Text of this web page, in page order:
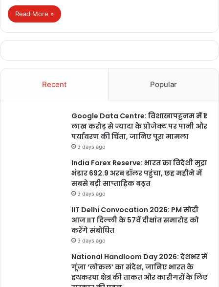
Read More »
Recent Popular
Google Data Centre: विशाखापट्टनम में ₹1
लाख करोड़ से ज्यादा के प्रोजेक्ट पर पानी और
पर्यावरण की चिंता, जानिए पूरा मामला
3 days ago
India Forex Reserve: भारत का विदेशी मुद्रा
भंडार 692.9 अरब डॉलर पहुंचा, छह महीने में
सबसे बड़ी साप्ताहिक बढ़त
3 days ago
IIT Delhi Convocation 2026: PM मोदी
आज IIT दिल्ली के 57वें दीक्षांत समारोह को
करेंगे संबोधित
3 days ago
National Handloom Day 2026: देशभर में
गूंजा ‘लोकल’ का संदेश, जानिए भारत के
हथकरघा क्षेत्र की ताकत और कारीगरों के लिए